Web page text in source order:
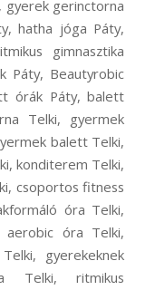
gyerek gerinctorna
hatha jóga Páty,
gimnasztika
Páty, Beautyrobic
órák Páty, balett
Telki, gyermek
balett Telki,
konditerem Telki,
csoportos fitness
óra Telki,
óra Telki,
gyerekeknek
Telki, ritmikus